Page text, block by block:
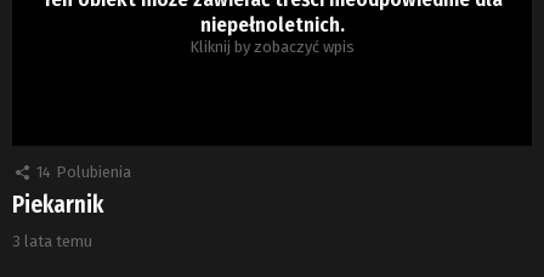
niepełnoletnich.
Kliknij by zobaczyć wpis
14 Polubienia
Piekarnik
3 lata temu